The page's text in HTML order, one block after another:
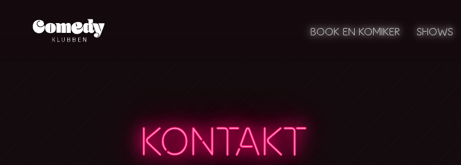
BOOK EN KOMIKER SHOWS
KONTAKT